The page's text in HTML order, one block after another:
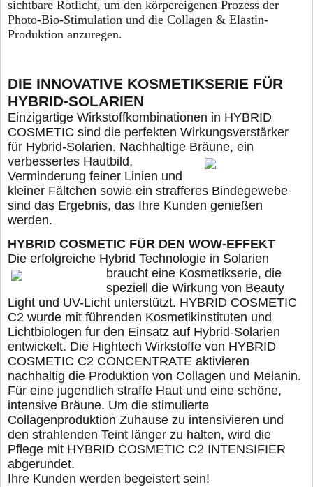
sichtbare Rotlicht, um den körpereigenen Prozess der
Photo-Bio-Stimulation und die Collagen & Elastin-
Produktion anzuregen.
DIE INNOVATIVE KOSMETIKSERIE FÜR
HYBRID-SOLARIEN
Einzigartige Wirkstoffkombinationen in HYBRID
COSMETIC sind die perfekten Wirkungsverstärker
für Hybrid-Solarien. Nachhaltige Bräune, ein
verbessertes Hautbild,
Verminderung feiner Linien und
kleiner Fältchen sowie ein strafferes Bindegewebe
sind das Ergebnis, das Ihre Kunden genießen
werden.
HYBRID COSMETIC FÜR DEN WOW-EFFEKT
Die erfolgreiche Hybrid Technologie in Solarien
braucht eine Kosmetikserie, die
speziell die Wirkung von Beauty
Light und UV-Licht unterstützt. HYBRID COSMETIC
C2 wurde mit führenden Kosmetikinstituten und
Lichtbiologen fur den Einsatz auf Hybrid-Solarien
entwickelt. Die Hightech Wirkstoffe von HYBRID
COSMETIC C2 CONCENTRATE aktivieren
nachhaltig die Produktion von Collagen und Melanin.
Für eine jugendlich straffe Haut und eine schöne,
intensive Bräune. Um die stimulierte
Collagenproduktion Zuhause zu intensivieren und
den strahlenden Teint länger zu halten, wird die
Pflege mit HYBRID COSMETIC C2 INTENSIFIER
abgerundet.
Ihre Kunden werden begeistert sein!